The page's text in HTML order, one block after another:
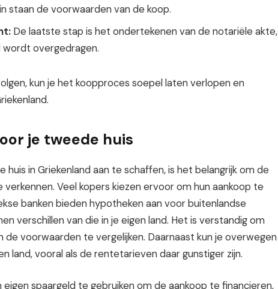
staan de voorwaarden van de koop.
De laatste stap is het ondertekenen van de notariële akte,
overgedragen.
kun je het koopproces soepel laten verlopen en
je tweede huis
in Griekenland aan te schaffen, is het belangrijk om de
Veel kopers kiezen ervoor om hun aankoop te
banken bieden hypotheken aan voor buitenlandse
verschillen van die in je eigen land. Het is verstandig om
voorwaarden te vergelijken. Daarnaast kun je overwegen
land, vooral als de rentetarieven daar gunstiger zijn.
spaargeld te gebruiken om de aankoop te financieren,